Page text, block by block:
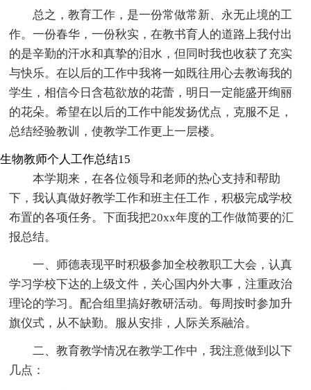
总之，教育工作，是一份常做常新、永无止境的工
作。一份春华，一份秋实，在教书育人的道路上我付出
的是辛勤的汗水和真挚的泪水，但同时我也收获了充实
与快乐。在以后的工作中我将一如既往用心去教诲我的
学生，相信今日含苞欲放的花蕾，明日一定能盛开绚丽
的花朵。希望在以后的工作中能发扬优点，克服不足，
总结经验教训，使教学工作更上一层楼。
生物教师个人工作总结15
本学期来，在各位领导和老师的热心支持和帮助
下，我认真做好教学工作和班主任工作，积极完成学校
布置的各项任务。下面我把20xx年度的工作做简要的汇
报总结。
一、师德表现平时积极参加全校教职工大会，认真
学习学校下达的上级文件，关心国内外大事，注重政治
理论的学习。配合组里搞好教研活动。每周按时参加升
旗仪式，从不缺勤。服从安排，人际关系融洽。
二、教育教学情况在教学工作中，我注意做到以下
几点：